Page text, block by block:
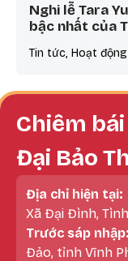
Nghi lễ Tara
bậc nhất của
Tin tức, Hoạt động
Chiêm bái
Đại Bảo
Địa chỉ hiện tại:
Xã Đại Đình,
Trước sáp nhập:
Đảo, tỉnh Vĩnh